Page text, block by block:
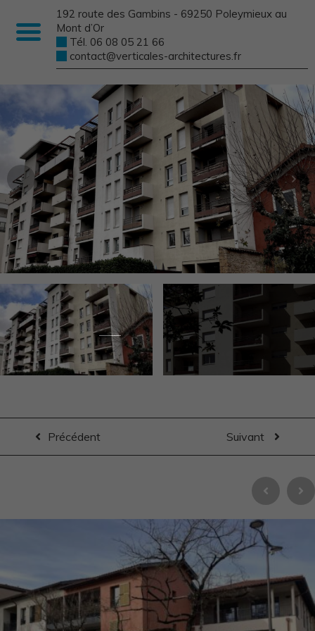
192 route des Gambins - 69250 Poleymieux au
Mont d’Or
Tél. 06 08 05 21 66
contact@verticales-architectures.fr
Précédent Suivant